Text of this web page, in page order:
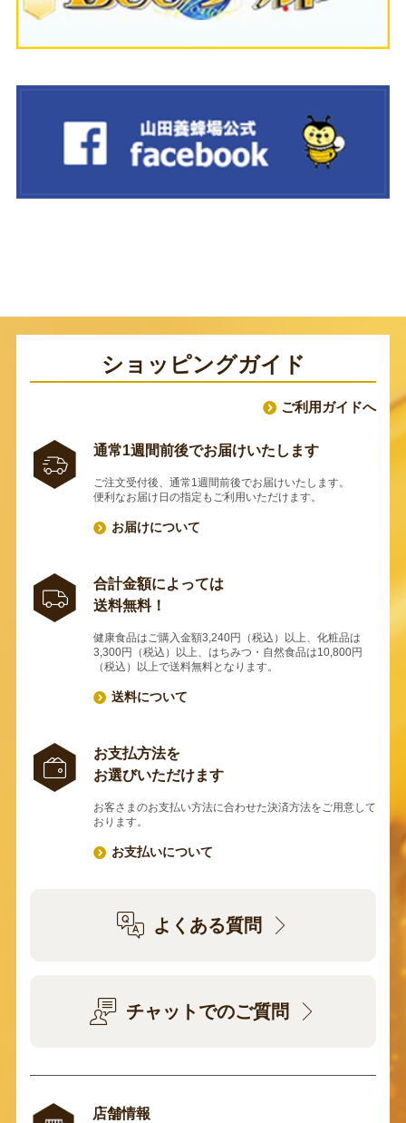
ショッピングガイド
ご利用ガイドへ
通常1週間前後でお届けいたします
ご注文受付後、通常1週間前後でお届けいたします。
便利なお届け日の指定もご利用いただけます。
お届けについて
合計金額によっては
送料無料！
健康食品はご購入金額3,240円（税込）以上、化粧品は
3,300円（税込）以上、はちみつ・自然食品は10,800円
（税込）以上で送料無料となります。
送料について
お支払方法を
お選びいただけます
お客さまのお支払い方法に合わせた決済方法をご用意して
おります。
お支払いについて
よくある質問
チャットでのご質問
店舗情報